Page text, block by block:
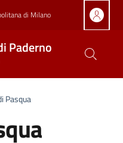
di Milano
Paderno
Pasqua